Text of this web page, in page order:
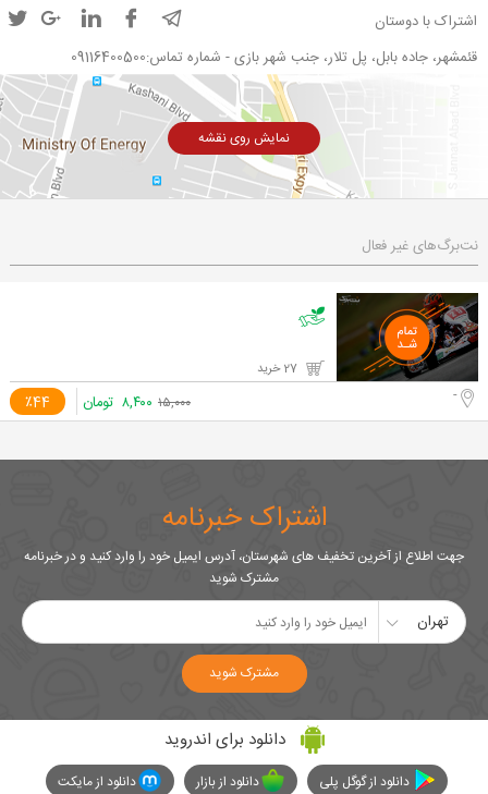
اشتراک با دوستان
قئمشهر، جاده بابل، پل تلار، جنب شهر بازی - شماره تماس:09116400500
نمایش روی نقشه
نت‌برگ‌های غیر فعال
٪44 - ۱۵,۰۰۰ ۸,۴۰۰ تومان
اشتراک خبرنامه
جهت اطلاع از آخرین تخفیف های شهرستان، آدرس ایمیل خود را وارد کنید و در خبرنامه
مشترک شوید
تهران
مشترک شوید
دانلود برای اندروید
دانلود از گوگل پلی دانلود از بازار دانلود از مایکت